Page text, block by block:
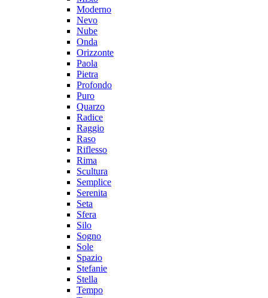
Moderno
Nevo
Nube
Onda
Orizzonte
Paola
Pietra
Profondo
Puro
Quarzo
Radice
Raggio
Raso
Riflesso
Rima
Scultura
Semplice
Serenita
Seta
Sfera
Silo
Sogno
Sole
Spazio
Stefanie
Stella
Tempo